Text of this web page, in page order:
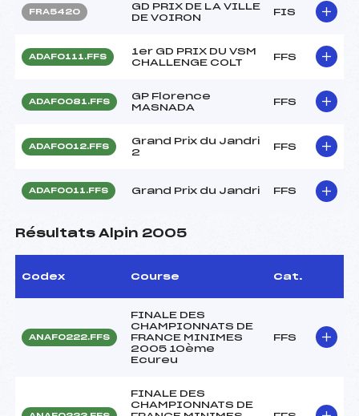
FRA5420
GD PRIX DE LA VILLE
DE VOIRON
FIS
ADAF0111.FFS
1er GD PRIX DU VSM
CHALLENGE COLT
FFS
ADAF0081.FFS
GP Florence
MASNADA
FFS
ADAF0012.FFS
Grand Prix du Jandri
2
FFS
ADAF0011.FFS Grand Prix du Jandri FFS
Résultats Alpin 2005
Codex Course Cat.
ANAF0222.FFS
FINALE DES
CHAMPIONNATS DE
FRANCE MINIMES
2005 10ème
Ecureu
FFS
FINALE DES
CHAMPIONNATS DE